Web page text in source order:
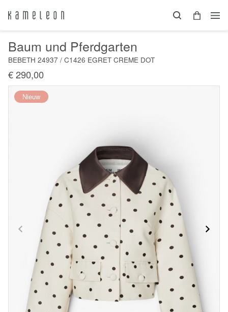
Baum und Pferdgarten
BEBETH 24937 / C1426 EGRET CREME DOT
€ 290,00
Nieuw